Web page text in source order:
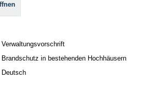
Verwaltungsvorschrift
Brandschutz in bestehenden Hochhäusern
Deutsch